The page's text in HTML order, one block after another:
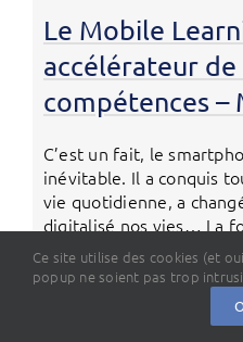
Le Mobile
accélérateur
compétences –
C’est un fait, le
inévitable. Il a conquis
vie quotidienne, a
digitalisé nos vies… La
Ce site utilise des cookies (et
popup ne soient pas trop